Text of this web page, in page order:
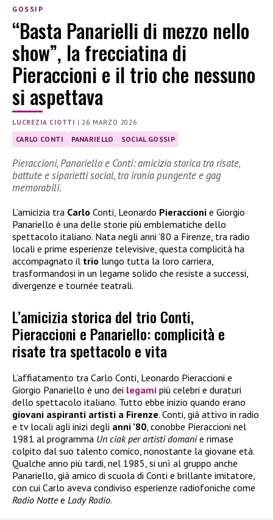
GOSSIP
“Basta Panarielli di mezzo nello
show”, la frecciatina di
Pieraccioni e il trio che nessuno
si aspettava
LUCREZIA CIOTTI | 26 MARZO 2026
CARLO CONTI PANARIELLO SOCIAL GOSSIP
Pieraccioni, Panariello e Conti: amicizia storica tra risate,
battute e siparietti social, tra ironia pungente e gag
memorabili.
L’amicizia tra Carlo Conti, Leonardo Pieraccioni e Giorgio
Panariello è una delle storie più emblematiche dello
spettacolo italiano. Nata negli anni ’80 a Firenze, tra radio
locali e prime esperienze televisive, questa complicità ha
accompagnato il trio lungo tutta la loro carriera,
trasformandosi in un legame solido che resiste a successi,
divergenze e tournée teatrali.
L’amicizia storica del trio Conti,
Pieraccioni e Panariello: complicità e
risate tra spettacolo e vita
L’affiatamento tra Carlo Conti, Leonardo Pieraccioni e
Giorgio Panariello è uno dei legami più celebri e duraturi
dello spettacolo italiano. Tutto ebbe inizio quando erano
giovani aspiranti artisti a Firenze. Conti, già attivo in radio
e tv locali agli inizi degli anni ’80 , conobbe Pieraccioni nel
1981 al programma Un ciak per artisti domanie rimase
colpito dal suo talento comico, nonostante la giovane età.
Qualche anno più tardi, nel 1985, si unì al gruppo anche
Panariello, già amico di scuola di Conti e brillante imitatore,
con cui Carlo aveva condiviso esperienze radiofoniche come
Radio Nottee Lady Radio.